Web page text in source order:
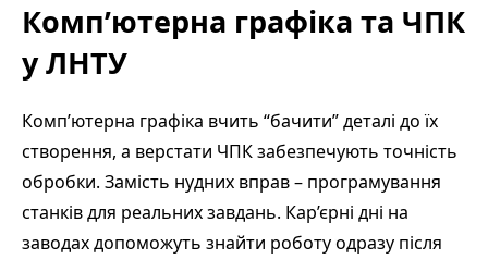
Комп’ютерна графіка та ЧПК
у ЛНТУ
Комп’ютерна графіка вчить “бачити” деталі до їх
створення, а верстати ЧПК забезпечують точність
обробки. Замість нудних вправ – програмування
станків для реальних завдань. Кар’єрні дні на
заводах допоможуть знайти роботу одразу після